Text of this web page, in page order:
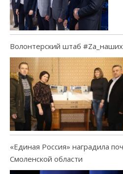
Волонтерский штаб
«Единая Россия» наградила
Смоленской области